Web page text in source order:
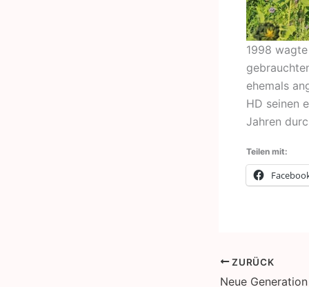
1998
ehemals
HD seinen
Jahren
Teilen mit:
ZURÜCK
Neue